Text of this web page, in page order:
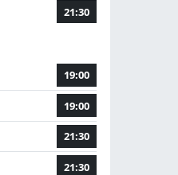
21:30
19:00
19:00
21:30
21:30